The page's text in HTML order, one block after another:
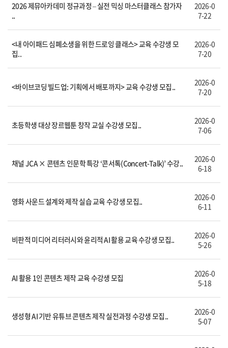
2026 제뮤아카데미 정규과정 – 실전 믹싱 마스터클래스 참가자
..
2026-0
7-22
<내 아이패드 심폐소생을 위한 드로잉 클래스> 교육 수강생 모
집..
2026-0
7-20
<바이브코딩 빌드업: 기획에서 배포까지> 교육 수강생 모집..
2026-0
7-20
초등학생 대상 장르웹툰 창작 교실 수강생 모집..
2026-0
7-06
채널 JCA × 콘텐츠 인문학 특강 ‘콘서톡(Concert-Talk)’ 수강..
2026-0
6-18
영화 사운드 설계와 제작 실습 교육 수강생 모집..
2026-0
6-11
비판적 미디어 리터러시와 윤리적 AI 활용 교육 수강생 모집..
2026-0
5-26
AI 활용 1인 콘텐츠 제작 교육 수강생 모집
2026-0
5-18
생성형 AI 기반 유튜브 콘텐츠 제작 실전과정 수강생 모집..
2026-0
5-07